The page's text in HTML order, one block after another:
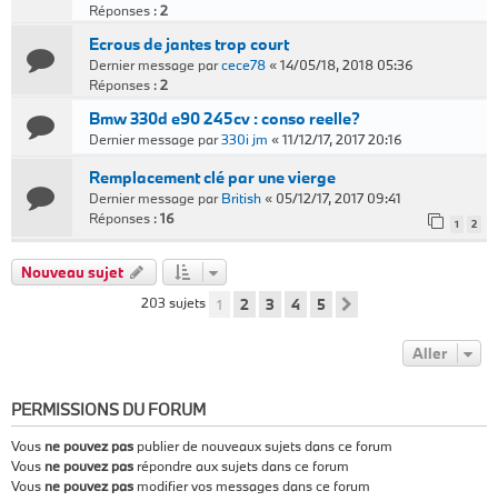
Réponses :2
Ecrous de jantes trop court
Dernier message parcece78«14/05/18, 2018 05:36
Réponses :2
Bmw 330d e90 245cv : conso reelle?
Dernier message par330i jm «11/12/17, 2017 20:16
Remplacement clé par une vierge
Dernier message parBritish« 05/12/17, 2017 09:41
Réponses :16 1 2
Nouveau sujet
203 sujets 1 2 3 4 5
Aller
PERMISSIONS DU FORUM
Vous ne pouvez pas publier de nouveaux sujets dans ce forum
Vous ne pouvez pas répondre aux sujets dans ce forum
Vous ne pouvez pas modifier vos messages dans ce forum